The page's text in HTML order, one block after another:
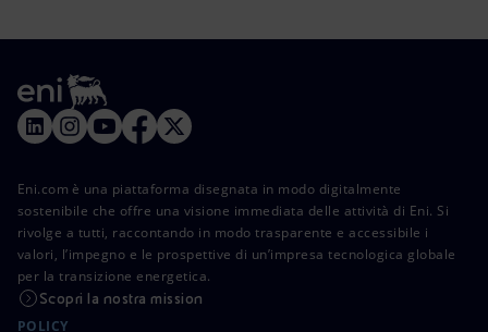
Eni.com è una piattaforma disegnata in modo digitalmente
sostenibile che offre una visione immediata delle attività di Eni. Si
rivolge a tutti, raccontando in modo trasparente e accessibile i
valori, l’impegno e le prospettive di un’impresa tecnologica globale
per la transizione energetica.
Scopri la nostra mission
POLICY